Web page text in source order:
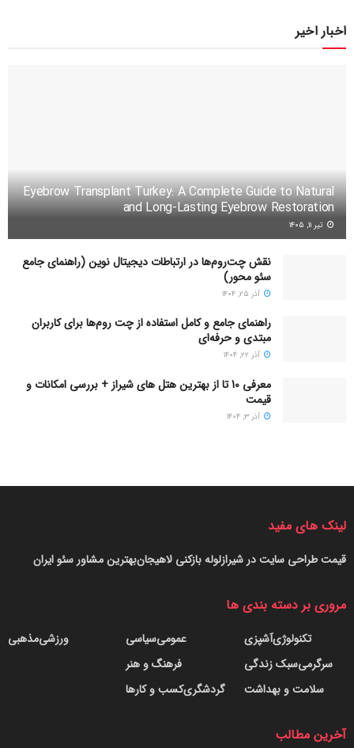
اخبار اخیر
Eyebrow Transplant Turkey: A Complete Guide to Natural
and Long-Lasting Eyebrow Restoration
تیر ۱۱, ۱۴۰۵
نقش چت‌روم‌ها در ارتباطات دیجیتال نوین (راهنمای جامع
سئو محور)
آذر ۲۵, ۱۴۰۴
راهنمای جامع و کامل استفاده از چت روم‌ها برای کاربران
مبتدی و حرفه‌ای
آذر ۲۲, ۱۴۰۴
معرفی 10 تا از بهترین هتل های شیراز + بررسی امکانات و
قیمت
آذر ۳, ۱۴۰۴
لینک های مفید
بهترین مشاور سئو ایرانلوله بازکنی لاهیجانقیمت طراحی سایت در شیراز
مروری بر دسته بندی ها
آشپزیتکنولوژی
سبک زندگیسرگرمی
سلامت و بهداشت
سیاسیعمومی
فرهنگ و هنر
کسب و کارهاگردشگری
مذهبیورزشی
آخرین مطالب